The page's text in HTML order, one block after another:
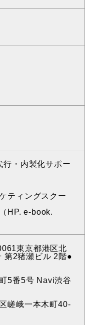
行・内製化サポー
ティングスクー
HP. e-book.
東京都港区北
第2猪瀬ビル 2階●
5番5号 Navi渋谷
嵯峨一本木町40-